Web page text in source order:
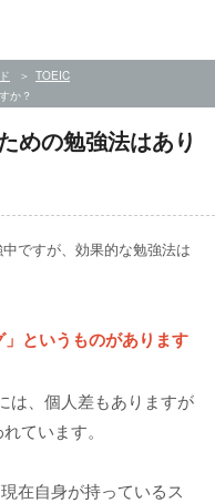
TOEIC
か？
めの勉強法はあり
ですが、効果的な勉強法は
」というものがあります
は、個人差もありますが
ています。
在自身が持っているス